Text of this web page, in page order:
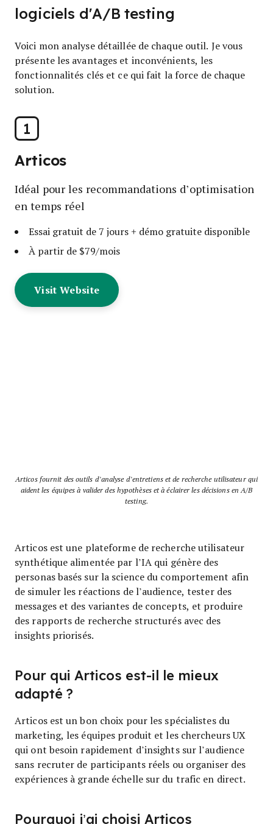
logiciels d'A/B testing
Voici mon analyse détaillée de chaque outil. Je vous
présente les avantages et inconvénients, les
fonctionnalités clés et ce qui fait la force de chaque
solution.
1
Articos
Idéal pour les recommandations d’optimisation
en temps réel
Essai gratuit de 7 jours + démo gratuite disponible
À partir de $79/mois
Visit Website
Articos fournit des outils d’analyse d’entretiens et de recherche utilisateur qui
aident les équipes à valider des hypothèses et à éclairer les décisions en A/B
testing.
Articos est une plateforme de recherche utilisateur
synthétique alimentée par l’IA qui génère des
personas basés sur la science du comportement afin
de simuler les réactions de l’audience, tester des
messages et des variantes de concepts, et produire
des rapports de recherche structurés avec des
insights priorisés.
Pour qui Articos est-il le mieux
adapté ?
Articos est un bon choix pour les spécialistes du
marketing, les équipes produit et les chercheurs UX
qui ont besoin rapidement d’insights sur l’audience
sans recruter de participants réels ou organiser des
expériences à grande échelle sur du trafic en direct.
Pourquoi j’ai choisi Articos